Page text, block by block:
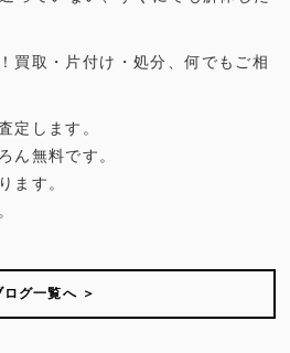
買取・片付け・処分、何でもご相
定します。
ん無料です。
ます。
ログ一覧へ ＞